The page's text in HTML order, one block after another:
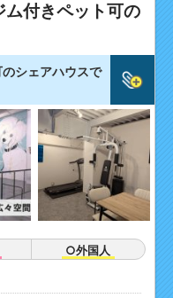
付きペット可の
シェアハウスで
○外国人